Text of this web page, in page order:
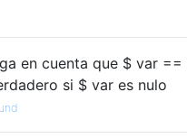
en cuenta que $ var ==
si $ var es nulo